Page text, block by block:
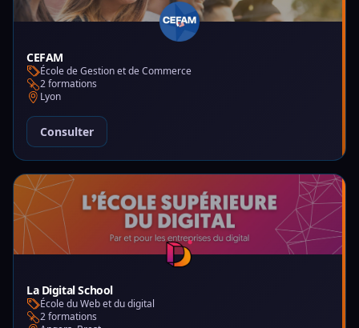
CEFAM
École de Gestion et de Commerce
2 formations
Lyon
Consulter
La Digital School
École du Web et du digital
2 formations